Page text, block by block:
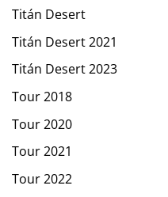
Titán Desert
Titán Desert 2021
Titán Desert 2023
Tour 2018
Tour 2020
Tour 2021
Tour 2022